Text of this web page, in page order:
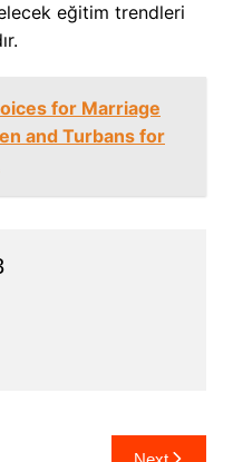
eğitim trendleri
for Marriage
and Turbans for